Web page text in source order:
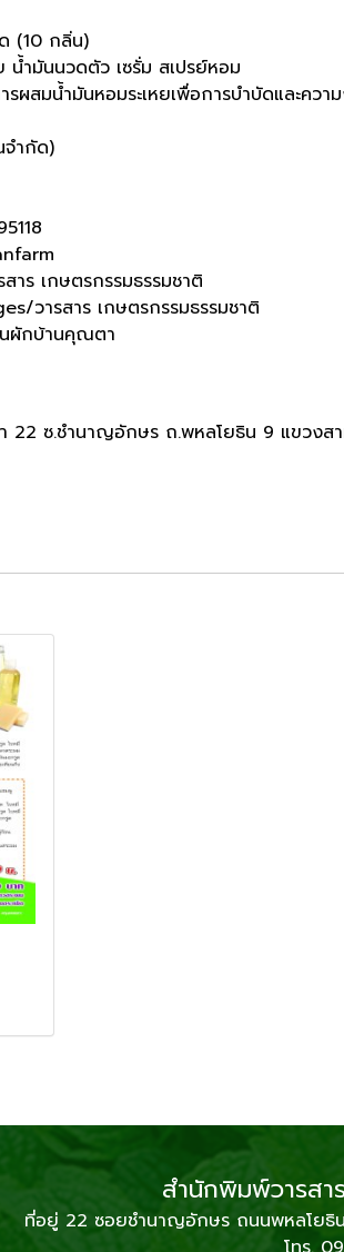
(10 กลิ่น)
นนวดตัว เซรั่ม สเปรย์หอม
น้ำมันหอมระเหยเพื่อการบำบัดและความ
จำกัด)
เกษตรกรรมธรรมชาติ
รสาร เกษตรกรรมธรรมชาติ
กบ้านคุณตา
ชำนาญอักษร ถ.พหลโยธิน 9 แขวงสาม
สำนักพิมพ์วารสา
ที่อยู่ 22 ซอยชำนาญอักษร ถนนพหลโยธิ